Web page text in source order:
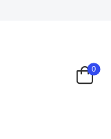
0